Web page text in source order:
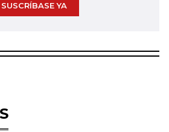
SUSCRÍBASE YA